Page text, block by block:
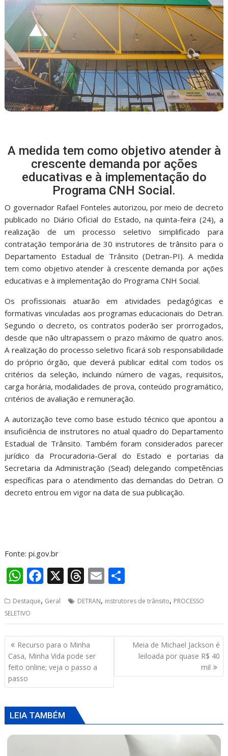
A medida tem como objetivo atender à
crescente demanda por ações
educativas e à implementação do
Programa CNH Social.
O governador Rafael Fonteles autorizou, por meio de decreto
publicado no Diário Oficial do Estado, na quinta-feira (24), a
realização de um processo seletivo simplificado para
contratação temporária de 30 instrutores de trânsito para o
Departamento Estadual de Trânsito (Detran-PI). A medida
tem como objetivo atender à crescente demanda por ações
educativas e à implementação do Programa CNH Social.
Os profissionais atuarão em atividades pedagógicas e
formativas vinculadas aos programas educacionais do Detran.
Segundo o decreto, os contratos poderão ser prorrogados,
desde que não ultrapassem o prazo máximo de quatro anos.
A realização do processo seletivo ficará sob responsabilidade
do próprio órgão, que deverá publicar edital com todos os
critérios da seleção, incluindo número de vagas, requisitos,
carga horária, modalidades de prova, conteúdo programático,
critérios de avaliação e remuneração.
A autorização teve como base estudo técnico que apontou a
insuficiência de instrutores no atual quadro do Departamento
Estadual de Trânsito. Também foram considerados parecer
jurídico da Procuradoria-Geral do Estado e portarias da
Secretaria da Administração (Sead) delegando competências
específicas para o atendimento das demandas do Detran. O
decreto entrou em vigor na data de sua publicação.
Fonte: pi.gov.br
W
at
s
A
p
p
F
e
b
o
o
k
X T
re
a
d
s
E
ai
l
ar
e
Destaque, Geral DETRAN, instrutores de trânsito, PROCESSO
SELETIVO
Navegação
de
Post
Recurso para o Minha
Casa, Minha Vida pode ser
feito online; veja o passo a
passo
Meia de Michael Jackson é
leiloada por quase R$ 40
mil
LEIA TAMBÉM